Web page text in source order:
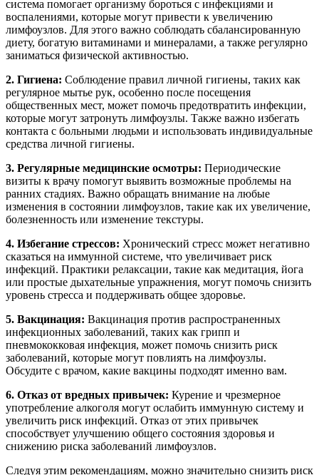
система помогает организму бороться с инфекциями и
воспалениями, которые могут привести к увеличению
лимфоузлов. Для этого важно соблюдать сбалансированную
диету, богатую витаминами и минералами, а также регулярно
заниматься физической активностью.
2. Гигиена: Соблюдение правил личной гигиены, таких как
регулярное мытье рук, особенно после посещения
общественных мест, может помочь предотвратить инфекции,
которые могут затронуть лимфоузлы. Также важно избегать
контакта с больными людьми и использовать индивидуальные
средства личной гигиены.
3. Регулярные медицинские осмотры: Периодические
визиты к врачу помогут выявить возможные проблемы на
ранних стадиях. Важно обращать внимание на любые
изменения в состоянии лимфоузлов, такие как их увеличение,
болезненность или изменение текстуры.
4. Избегание стрессов: Хронический стресс может негативно
сказаться на иммунной системе, что увеличивает риск
инфекций. Практики релаксации, такие как медитация, йога
или простые дыхательные упражнения, могут помочь снизить
уровень стресса и поддерживать общее здоровье.
5. Вакцинация: Вакцинация против распространенных
инфекционных заболеваний, таких как грипп и
пневмококковая инфекция, может помочь снизить риск
заболеваний, которые могут повлиять на лимфоузлы.
Обсудите с врачом, какие вакцины подходят именно вам.
6. Отказ от вредных привычек: Курение и чрезмерное
употребление алкоголя могут ослабить иммунную систему и
увеличить риск инфекций. Отказ от этих привычек
способствует улучшению общего состояния здоровья и
снижению риска заболеваний лимфоузлов.
Следуя этим рекомендациям, можно значительно снизить риск